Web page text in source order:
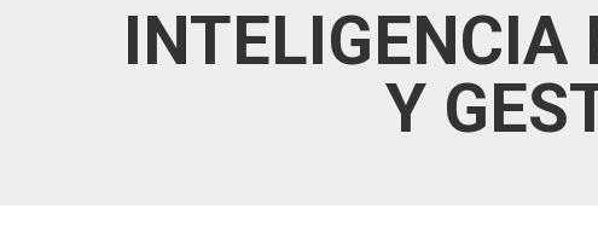
INTELIGENCIA
Y